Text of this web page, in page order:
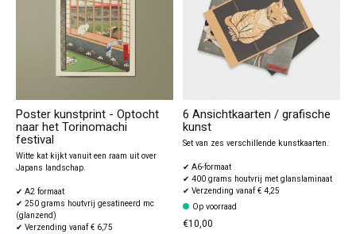
Poster kunstprint - Optocht
naar het Torinomachi
festival
Witte kat kijkt vanuit een raam uit over
Japans landschap.
✔ A2 formaat
✔ 250 grams houtvrij gesatineerd mc
(glanzend)
✔ Verzending vanaf € 6,75
6 Ansichtkaarten / grafische
kunst
Set van zes verschillende kunstkaarten.
✔ A6-formaat
✔ 400 grams houtvrij met glanslaminaat
✔ Verzending vanaf € 4,25
Op voorraad
€10,00